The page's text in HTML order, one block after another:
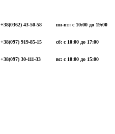
+38(0362) 43-50-58
+38(097) 919-85-15
+38(097) 30-111-33
пн-пт: с 10:00 до 19:00
сб: с 10:00 до 17:00
вс: с 10:00 до 15:00